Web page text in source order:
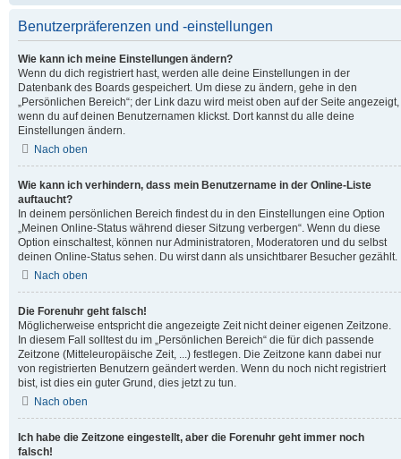
Benutzerpräferenzen und -einstellungen
Wie kann ich meine Einstellungen ändern?
Wenn du dich registriert hast, werden alle deine Einstellungen in der
Datenbank des Boards gespeichert. Um diese zu ändern, gehe in den
„Persönlichen Bereich“; der Link dazu wird meist oben auf der Seite angezeigt,
wenn du auf deinen Benutzernamen klickst. Dort kannst du alle deine
Einstellungen ändern.
Nach oben
Wie kann ich verhindern, dass mein Benutzername in der Online-Liste
auftaucht?
In deinem persönlichen Bereich findest du in den Einstellungen eine Option
„Meinen Online-Status während dieser Sitzung verbergen“. Wenn du diese
Option einschaltest, können nur Administratoren, Moderatoren und du selbst
deinen Online-Status sehen. Du wirst dann als unsichtbarer Besucher gezählt.
Nach oben
Die Forenuhr geht falsch!
Möglicherweise entspricht die angezeigte Zeit nicht deiner eigenen Zeitzone.
In diesem Fall solltest du im „Persönlichen Bereich“ die für dich passende
Zeitzone (Mitteleuropäische Zeit, ...) festlegen. Die Zeitzone kann dabei nur
von registrierten Benutzern geändert werden. Wenn du noch nicht registriert
bist, ist dies ein guter Grund, dies jetzt zu tun.
Nach oben
Ich habe die Zeitzone eingestellt, aber die Forenuhr geht immer noch
falsch!